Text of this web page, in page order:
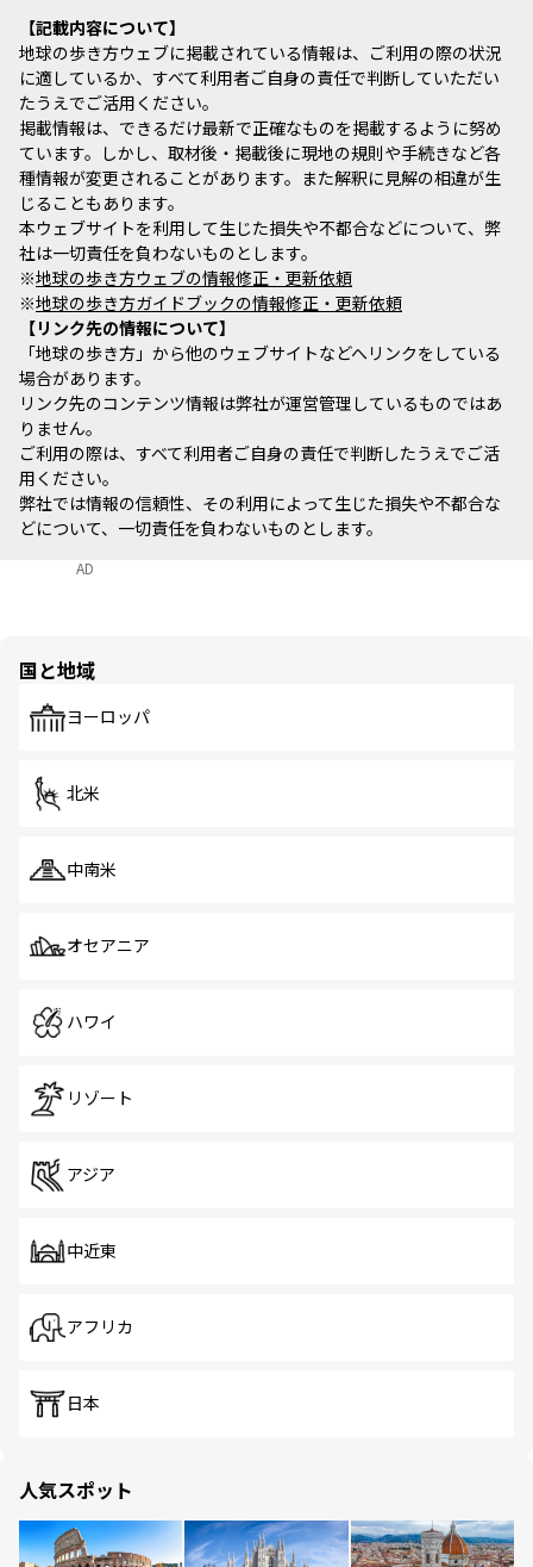
記載内容について
地球の歩き方ウェブに掲載されている情報は、ご利用の際の状況
に適しているか、すべて利用者ご自身の責任で判断していただい
たうえでご活用ください。
掲載情報は、できるだけ最新で正確なものを掲載するように努め
ています。しかし、取材後・掲載後に現地の規則や手続きなど各
種情報が変更されることがあります。また解釈に見解の相違が生
じることもあります。
本ウェブサイトを利用して生じた損失や不都合などについて、弊
社は一切責任を負わないものとします。
※地球の歩き方ウェブの情報修正・更新依頼
※地球の歩き方ガイドブックの情報修正・更新依頼
リンク先の情報について
「地球の歩き方」から他のウェブサイトなどへリンクをしている
場合があります。
リンク先のコンテンツ情報は弊社が運営管理しているものではあ
りません。
ご利用の際は、すべて利用者ご自身の責任で判断したうえでご活
用ください。
弊社では情報の信頼性、その利用によって生じた損失や不都合な
どについて、一切責任を負わないものとします。
AD
国と地域
ヨーロッパ
北米
中南米
オセアニア
ハワイ
リゾート
アジア
中近東
アフリカ
日本
人気スポット